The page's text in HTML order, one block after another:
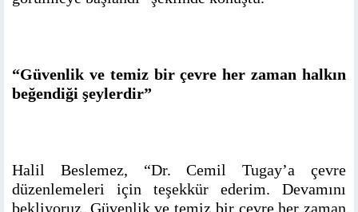
“Güvenlik ve temiz bir çevre her zaman halkın
beğendiği şeylerdir”
Halil Beslemez, “Dr. Cemil Tugay’a çevre
düzenlemeleri için teşekkür ederim. Devamını
bekliyoruz. Güvenlik ve temiz bir çevre her zaman